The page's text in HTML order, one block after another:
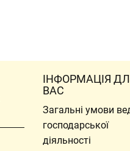
ІНФОРМАЦІЯ
ВАС
Загальні умови
господарської
діяльності